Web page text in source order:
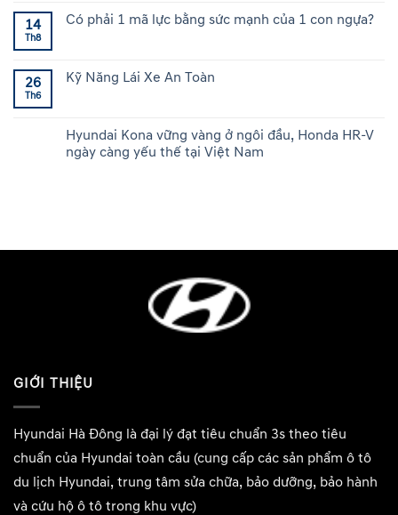
14
Th8
Có phải 1 mã lực bằng sức mạnh của 1 con ngựa?
26
Th6
Kỹ Năng Lái Xe An Toàn
Hyundai Kona vững vàng ở ngôi đầu, Honda HR-V
ngày càng yếu thế tại Việt Nam
GIỚI THIỆU
Hyundai Hà Đông là đại lý đạt tiêu chuẩn 3s theo tiêu
chuẩn của Hyundai toàn cầu (cung cấp các sản phẩm ô tô
du lịch Hyundai, trung tâm sửa chữa, bảo dưỡng, bảo hành
và cứu hộ ô tô trong khu vực)